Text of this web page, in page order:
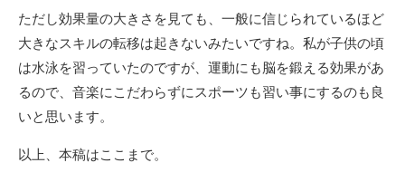
ただし効果量の大きさを見ても、一般に信じられているほど
大きなスキルの転移は起きないみたいですね。私が子供の頃
は水泳を習っていたのですが、運動にも脳を鍛える効果があ
るので、音楽にこだわらずにスポーツも習い事にするのも良
いと思います。
以上、本稿はここまで。